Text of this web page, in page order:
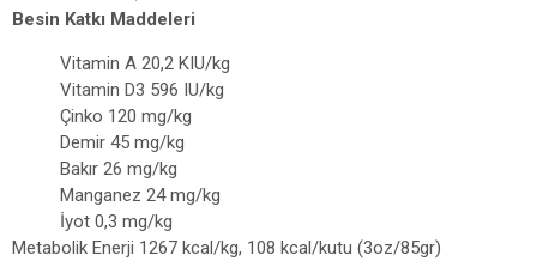
Besin Katkı Maddeleri
Vitamin A 20,2 KIU/kg
Vitamin D3 596 IU/kg
Çinko 120 mg/kg
Demir 45 mg/kg
Bakır 26 mg/kg
Manganez 24 mg/kg
İyot 0,3 mg/kg
Metabolik Enerji 1267 kcal/kg, 108 kcal/kutu (3oz/85gr)